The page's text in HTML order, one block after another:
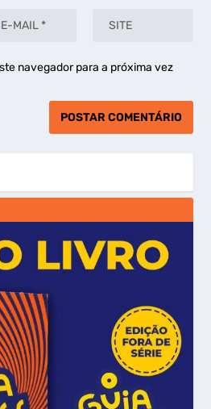
navegador para a próxima vez